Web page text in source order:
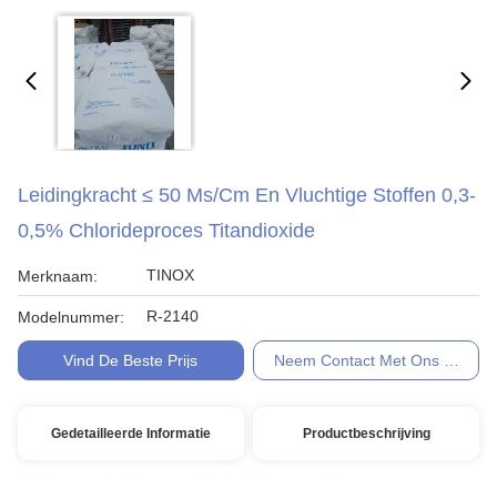
Leidingkracht ≤ 50 Μs/cm En Vluchtige Stoffen 0,3-
0,5% Chlorideproces Titandioxide
Merknaam: TINOX
Modelnummer: R-2140
Vind De Beste Prijs Neem Contact Met Ons Op
Gedetailleerde Informatie Productbeschrijving